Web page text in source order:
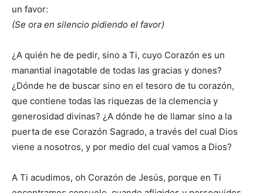
un favor:
(Se ora en silencio pidiendo el favor)
¿A quién he de pedir, sino a Ti, cuyo Corazón es un
manantial inagotable de todas las gracias y dones?
¿Dónde he de buscar sino en el tesoro de tu corazón,
que contiene todas las riquezas de la clemencia y
generosidad divinas? ¿A dónde he de llamar sino a la
puerta de ese Corazón Sagrado, a través del cual Dios
viene a nosotros, y por medio del cual vamos a Dios?
A Ti acudimos, oh Corazón de Jesús, porque en Ti